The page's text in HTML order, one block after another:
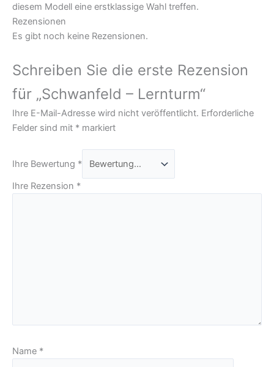
diesem Modell eine erstklassige Wahl treffen.
Rezensionen
Es gibt noch keine Rezensionen.
Schreiben Sie die erste Rezension
für „Schwanfeld – Lernturm“
Ihre E-Mail-Adresse wird nicht veröffentlicht. Erforderliche
Felder sind mit * markiert
Ihre Bewertung *
Ihre Rezension *
Name *